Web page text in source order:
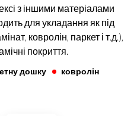
з іншими матеріалами
для укладання як під
ковролін, паркет і т.д.),
покриття.
дошку
ковролін